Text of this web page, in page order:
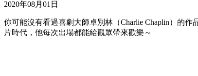
2020年08月01日
你可能沒有看過喜劇大師卓別林（Charlie Chaplin）的
片時代，他每次出場都能給觀眾帶來歡樂～